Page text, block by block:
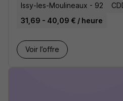
Issy-les-Moulineaux - 92
31,69 - 40,09 € / heure
Voir l’offre